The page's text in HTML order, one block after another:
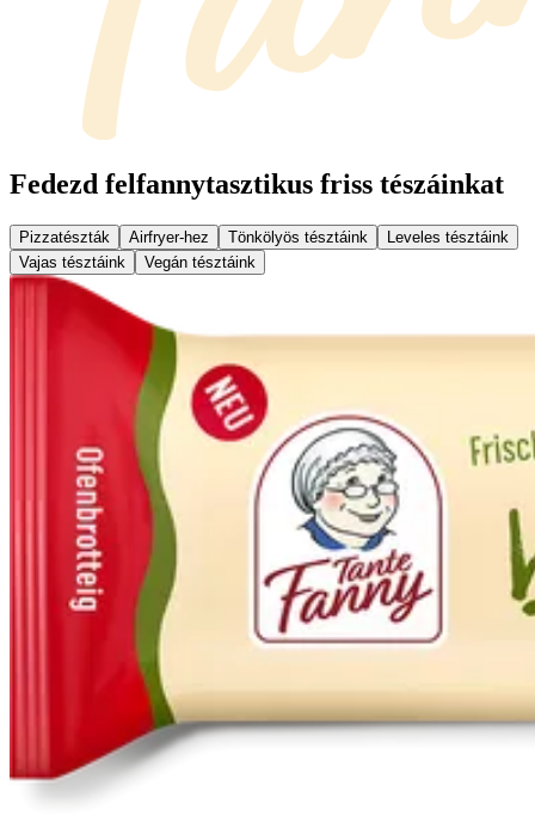
Fedezd felfannytasztikus friss tészáinkat
Pizzatészták Airfryer-hez Tönkölyös tésztáink
Leveles tésztáink
Vajas tésztáink
Vegán tésztáink